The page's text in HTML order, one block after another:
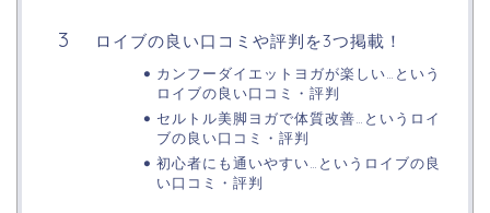
ロイブの良い口コミや評判を3つ掲載！
カンフーダイエットヨガが楽しい…という
ロイブの良い口コミ・評判
セルトル美脚ヨガで体質改善…というロイ
ブの良い口コミ・評判
初心者にも通いやすい…というロイブの良
い口コミ・評判